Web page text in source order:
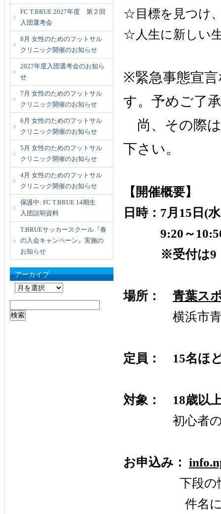
☆目標を見つけ
☆人生に新しい
※緊急事態宣
す。予めご了
尚、その際
下さい。
【開催概要】
日時：7月15日(
9:20～
※受付は9：
場所： 青葉ス
横浜市青葉
定員： 15名ほ
対象： 18歳以
初心者の方
お申込み：
下段の情報
件名に「7/
FC T.BRUE 2027年度 第２回
入団選考会
8月 女性のためのフットサル
クリニック開催のお知らせ
2027年度入団選考会のお知ら
せ
7月 女性のためのフットサル
クリニック開催のお知らせ
6月 女性のためのフットサル
クリニック開催のお知らせ
5月 女性のためのフットサル
クリニック開催のお知らせ
4月 女性のためのフットサル
クリニック開催のお知らせ
保護中: FC T.BRUE 14期生
入団説明資料
T.BRUEサッカースクール『春
の入会キャンペーン』実施の
お知らせ
アーカイブ
カ
イ
索: